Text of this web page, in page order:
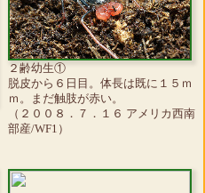
２齢幼生①
脱皮から６日目。体長は既に１５ｍ
ｍ。まだ触肢が赤い。
（２００８．７．１６ アメリカ西南
部産/WF1）